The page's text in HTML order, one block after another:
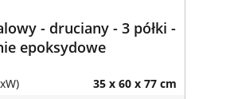
- druciany - 3 półki -
epoksydowe
35 x 60 x 77 cm